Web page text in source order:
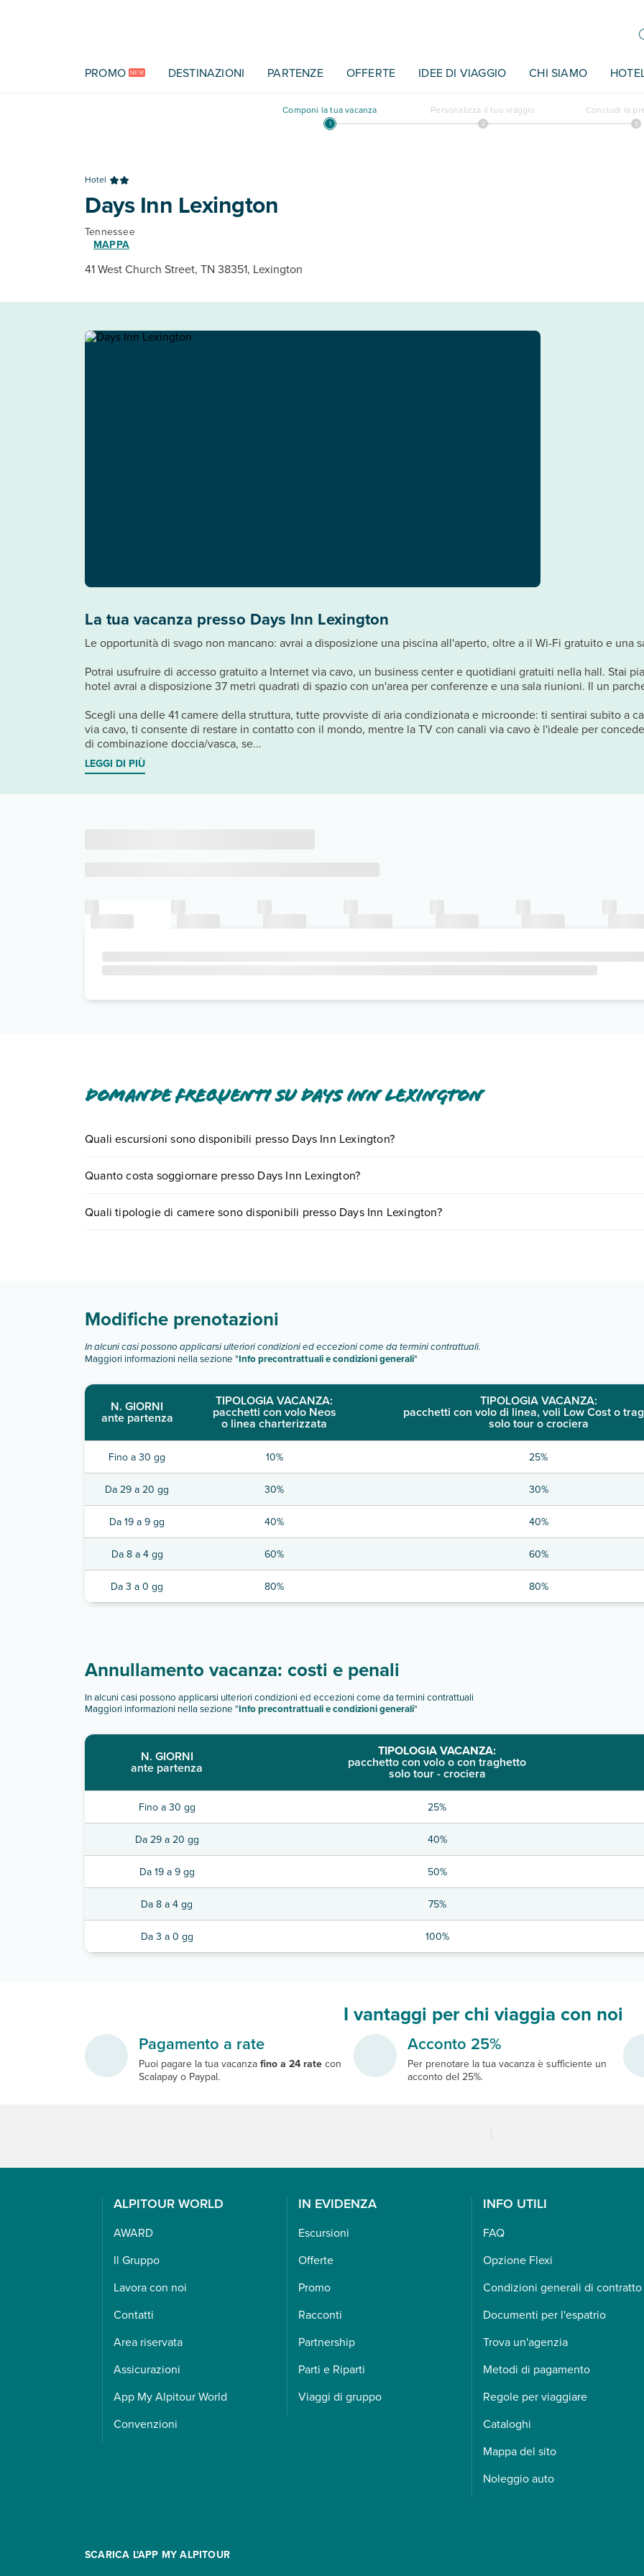
PROMO NEW DESTINAZIONI PARTENZE OFFERTE IDEE DI VIAGGIO CHI SIAMO
Componi la tua vacanza Personalizza il tuo viaggio Concludi la
Hotel
Days Inn Lexington
Tennessee
MAPPA
41 West Church Street, TN 38351, Lexington
La tua vacanza presso Days Inn Lexington
Le opportunità di svago non mancano: avrai a disposizione una piscina all'aperto, oltre a il Wi-Fi gratuito e una
Potrai usufruire di accesso gratuito a Internet via cavo, un business center e quotidiani gratuiti nella hall. Stai
hotel avrai a disposizione 37 metri quadrati di spazio con un'area per conferenze e una sala riunioni. Il un
Scegli una delle 41 camere della struttura, tutte provviste di aria condizionata e microonde: ti sentirai subito a
via cavo, ti consente di restare in contatto con il mondo, mentre la TV con canali via cavo è l'ideale per
di combinazione doccia/vasca, se...
LEGGI DI PIÙ
Domande frequenti su Days Inn Lexington
Quali escursioni sono disponibili presso Days Inn Lexington?
0721.17231 oprenotando un appuntamento.
Quanto costa soggiornare presso Days Inn Lexington?
quando partire.
Quali tipologie di camere sono disponibili presso Days Inn Lexington?
Modifiche prenotazioni
In alcuni casi possono applicarsi ulteriori condizioni ed eccezioni come da termini contrattuali.
Maggiori informazioni nella sezione "Info precontrattuali e condizioni generali"
N. GIORNI
ante partenza
TIPOLOGIA VACANZA:
pacchetti con volo Neos
o linea charterizzata
TIPOLOGIA VACANZA:
pacchetti con volo di linea, voli Low Cost o
solo tour o crociera
Fino a 30 gg 10% 25%
Da 29 a 20 gg 30% 30%
Da 19 a 9 gg 40% 40%
Da 8 a 4 gg 60% 60%
Da 3 a 0 gg 80% 80%
Annullamento vacanza: costi e penali
In alcuni casi possono applicarsi ulteriori condizioni ed eccezioni come da termini contrattuali
Maggiori informazioni nella sezione "Info precontrattuali e condizioni generali"
N. GIORNI
ante partenza
TIPOLOGIA VACANZA:
pacchetto con volo o con traghetto
solo tour - crociera
Fino a 30 gg 25%
Da 29 a 20 gg 40%
Da 19 a 9 gg 50%
Da 8 a 4 gg 75%
Da 3 a 0 gg 100%
I vantaggi per chi viaggia con noi
Pagamento a rate
Puoi pagare la tua vacanza fino a 24 rate con
Scalapay o Paypal.
Acconto 25%
Per prenotare la tua vacanza è sufficiente un
acconto del 25%.
ALPITOUR WORLD
AWARD
Il Gruppo
Lavora con noi
Contatti
Area riservata
Assicurazioni
App My Alpitour World
Convenzioni
IN EVIDENZA
Escursioni
Offerte
Promo
Racconti
Partnership
Parti e Riparti
Viaggi di gruppo
INFO UTILI
FAQ
Opzione Flexi
Condizioni generali di contratto
Documenti per l'espatrio
Trova un'agenzia
Metodi di pagamento
Regole per viaggiare
Cataloghi
Mappa del sito
Noleggio auto
SCARICA L'APP MY ALPITOUR